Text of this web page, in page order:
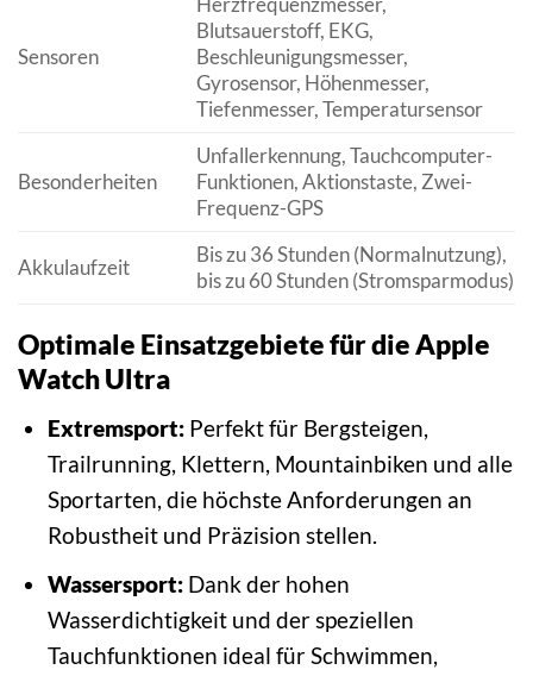
Sensoren
Blutsauerstoff, EKG,
Beschleunigungsmesser,
Gyrosensor, Höhenmesser,
Tiefenmesser, Temperatursensor
Besonderheiten
Unfallerkennung, Tauchcomputer-
Funktionen, Aktionstaste, Zwei-
Frequenz-GPS
Akkulaufzeit
Bis zu 36 Stunden (Normalnutzung),
bis zu 60 Stunden (Stromsparmodus)
Optimale Einsatzgebiete für die Apple
Watch Ultra
Extremsport:Perfekt für Bergsteigen,
Trailrunning, Klettern, Mountainbiken und alle
Sportarten, die höchste Anforderungen an
Robustheit und Präzision stellen.
Wassersport:Dank der hohen
Wasserdichtigkeit und der speziellen
Tauchfunktionen ideal für Schwimmen,